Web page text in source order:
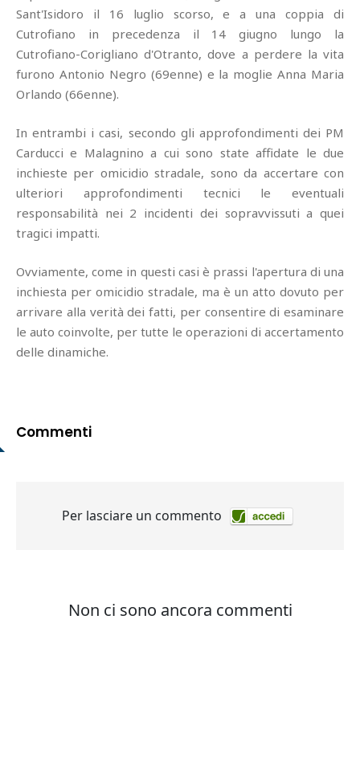
Sant'Isidoro il 16 luglio scorso, e a una coppia di
Cutrofiano in precedenza il 14 giugno lungo la
Cutrofiano-Corigliano d'Otranto, dove a perdere la vita
furono Antonio Negro (69enne) e la moglie Anna Maria
Orlando (66enne).
In entrambi i casi, secondo gli approfondimenti dei PM
Carducci e Malagnino a cui sono state affidate le due
inchieste per omicidio stradale, sono da accertare con
ulteriori approfondimenti tecnici le eventuali
responsabilità nei 2 incidenti dei sopravvissuti a quei
tragici impatti.
Ovviamente, come in questi casi è prassi l'apertura di una
inchiesta per omicidio stradale, ma è un atto dovuto per
arrivare alla verità dei fatti, per consentire di esaminare
le auto coinvolte, per tutte le operazioni di accertamento
delle dinamiche.
Commenti